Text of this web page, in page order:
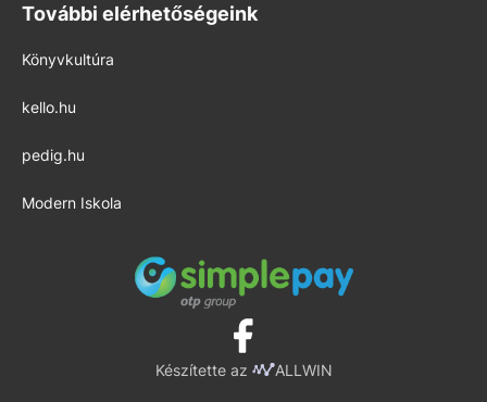
További elérhetőségeink
Könyvkultúra
kello.hu
pedig.hu
Modern Iskola
Készítette az ALLWIN